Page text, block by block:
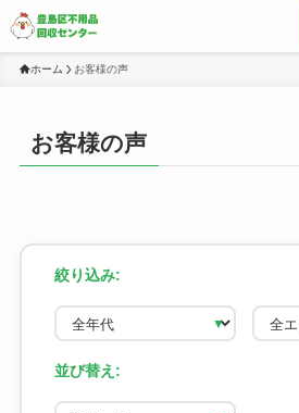
ホーム お客様の声
お客様の声
絞り込み:
並び替え: